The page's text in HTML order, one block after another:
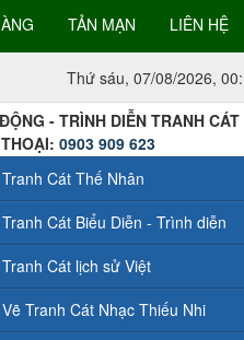
TẢN MẠN LIÊN HỆ
Thứ sáu, 07/08/2026,
- TRÌNH DIỄN TRANH
0903 909 623
Tranh Cát Thế Nhân
Tranh Cát Biểu Diễn - Trình diễn
Tranh Cát lịch sử Việt
Vẽ Tranh Cát Nhạc Thiếu Nhi